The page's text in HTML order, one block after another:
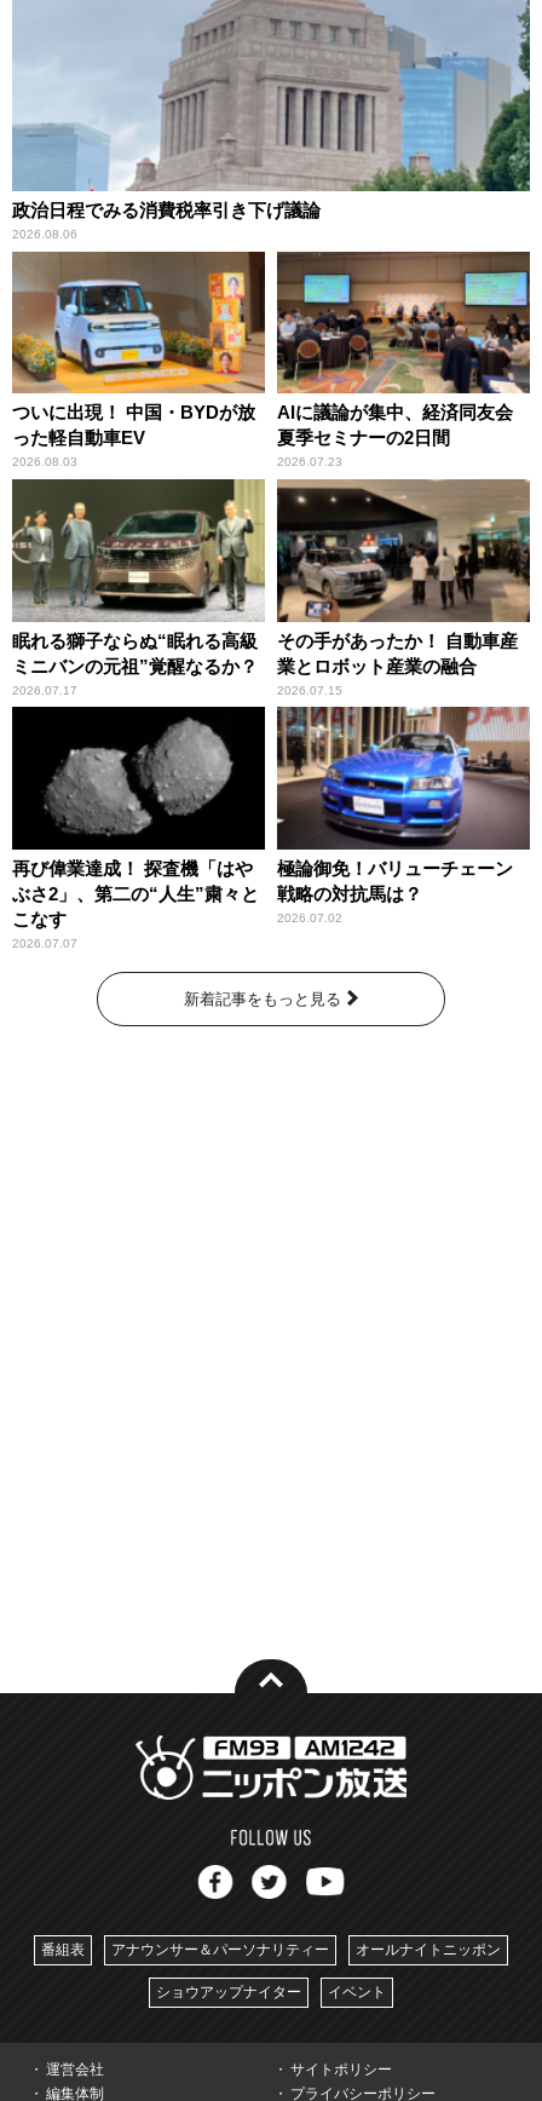
政治日程でみる消費税率引き下げ議論
2026.08.06
ついに出現！ 中国・BYDが放
った軽自動車EV
2026.08.03
AIに議論が集中、経済同友会
夏季セミナーの2日間
2026.07.23
眠れる獅子ならぬ“眠れる高級
ミニバンの元祖”覚醒なるか？
2026.07.17
その手があったか！ 自動車産
業とロボット産業の融合
2026.07.15
再び偉業達成！ 探査機「はや
ぶさ2」、第二の“人生”粛々と
こなす
2026.07.07
極論御免！バリューチェーン
戦略の対抗馬は？
2026.07.02
新着記事をもっと見る
番組表 アナウンサー＆パーソナリティー オールナイトニッポン
ショウアップナイター イベント
運営会社
サイトポリシー
編集体制
プライバシーポリシー